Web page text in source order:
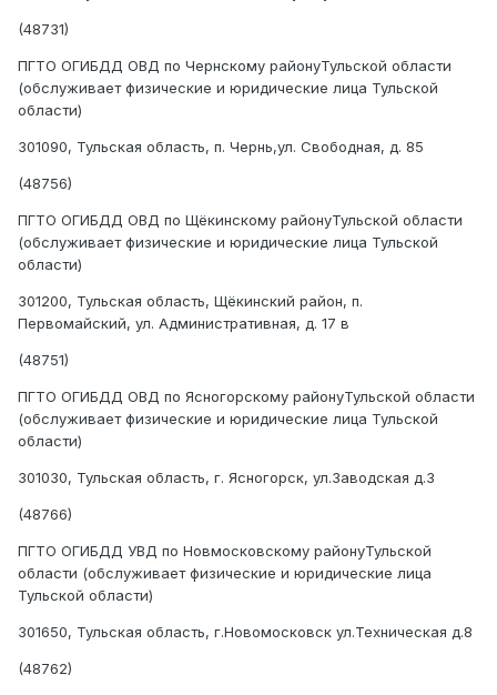
(48731)
ПГТО ОГИБДД ОВД по Чернскому районуТульской области
(обслуживает физические и юридические лица Тульской
области)
301090, Тульская область, п. Чернь,ул. Свободная, д. 85
(48756)
ПГТО ОГИБДД ОВД по Щёкинскому районуТульской области
(обслуживает физические и юридические лица Тульской
области)
301200, Тульская область, Щёкинский район, п.
Первомайский, ул. Административная, д. 17 в
(48751)
ПГТО ОГИБДД ОВД по Ясногорскому районуТульской области
(обслуживает физические и юридические лица Тульской
области)
301030, Тульская область, г. Ясногорск, ул.Заводская д.3
(48766)
ПГТО ОГИБДД УВД по Новмосковскому районуТульской
области (обслуживает физические и юридические лица
Тульской области)
301650, Тульская область, г.Новомосковск ул.Техническая д.8
(48762)